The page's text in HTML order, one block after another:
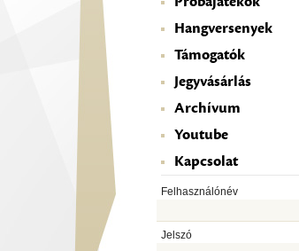
Hangversenyek
Támogatók
Jegyvásárlás
Archívum
Youtube
Kapcsolat
Felhasználónév
Jelszó